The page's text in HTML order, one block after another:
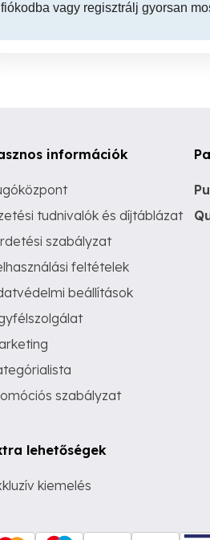
fiókodba vagy regisztrálj gyorsan
információk
tudnivalók és díjtáblázat
szabályzat
feltételek
beállítások
szabályzat
lehetőségek
kiemelés